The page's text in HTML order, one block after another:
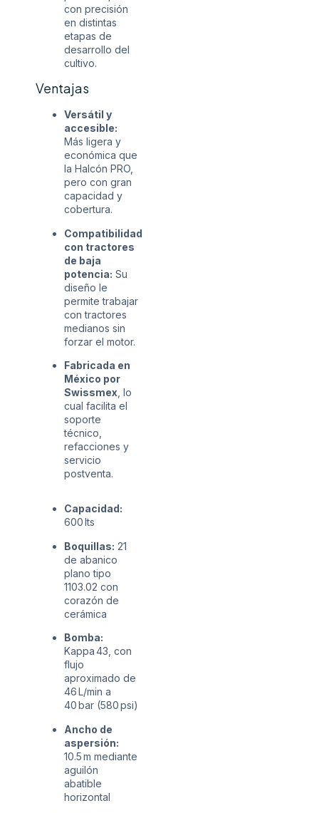
con precisión
en distintas
etapas de
desarrollo del
cultivo.
Ventajas
Versátil y
accesible:
Más ligera y
económica que
la Halcón PRO,
pero con gran
capacidad y
cobertura.
Compatibilidad
con tractores
de baja
potencia: Su
diseño le
permite trabajar
con tractores
medianos sin
forzar el motor.
Fabricada en
México por
Swissmex , lo
cual facilita el
soporte
técnico,
refacciones y
servicio
postventa.
Capacidad:
600 lts
Boquillas: 21
de abanico
plano tipo
1103.02 con
corazón de
cerámica
Bomba:
Kappa 43, con
flujo
aproximado de
46 L/min a
40 bar (580 psi)
Ancho de
aspersión:
10.5 m mediante
aguilón
abatible
horizontal